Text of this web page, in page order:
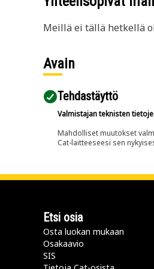
Meillä ei tällä hetkellä
Avain
Tehdastäyttö
Valmistajan teknisten
Mahdolliset muutokset
Cat-laitteeseesi sen
Etsi osia
Osta luokan mukaan
Osakaavio
SIS